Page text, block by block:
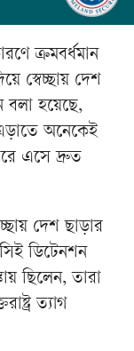
ক্রমবর্ধমান
স্বেচ্ছায় দেশ
বলা হয়েছে,
অনেকেই
এসে দ্রুত
দেশ ছাড়ার
ডিটেনশন
ছিলেন, তারা
ত্যাগ